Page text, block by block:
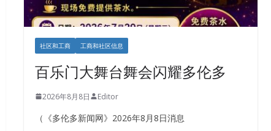
社区和工商 工商和社区信息
百乐门大舞台舞会闪耀多伦多
2026年8月8日 Editor
（《多伦多新闻网》2026年8月8日消息